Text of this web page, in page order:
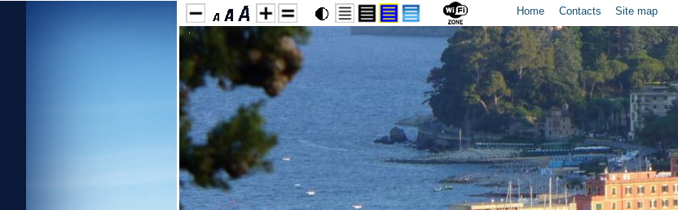
Home Contacts Site map